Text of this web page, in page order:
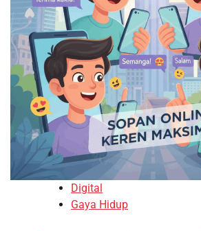
Digital
Gaya Hidup